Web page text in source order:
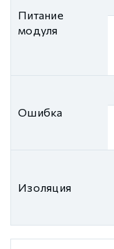
Питание
модуля
Ошибка
Изоляция